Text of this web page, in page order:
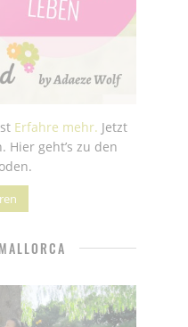
Erfahre mehr. Jetzt
Hier geht’s zu den